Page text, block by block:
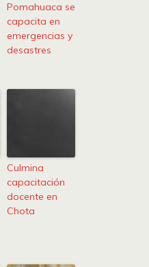
Pomahuaca se
capacita en
emergencias y
desastres
Culmina
capacitación
docente en
Chota